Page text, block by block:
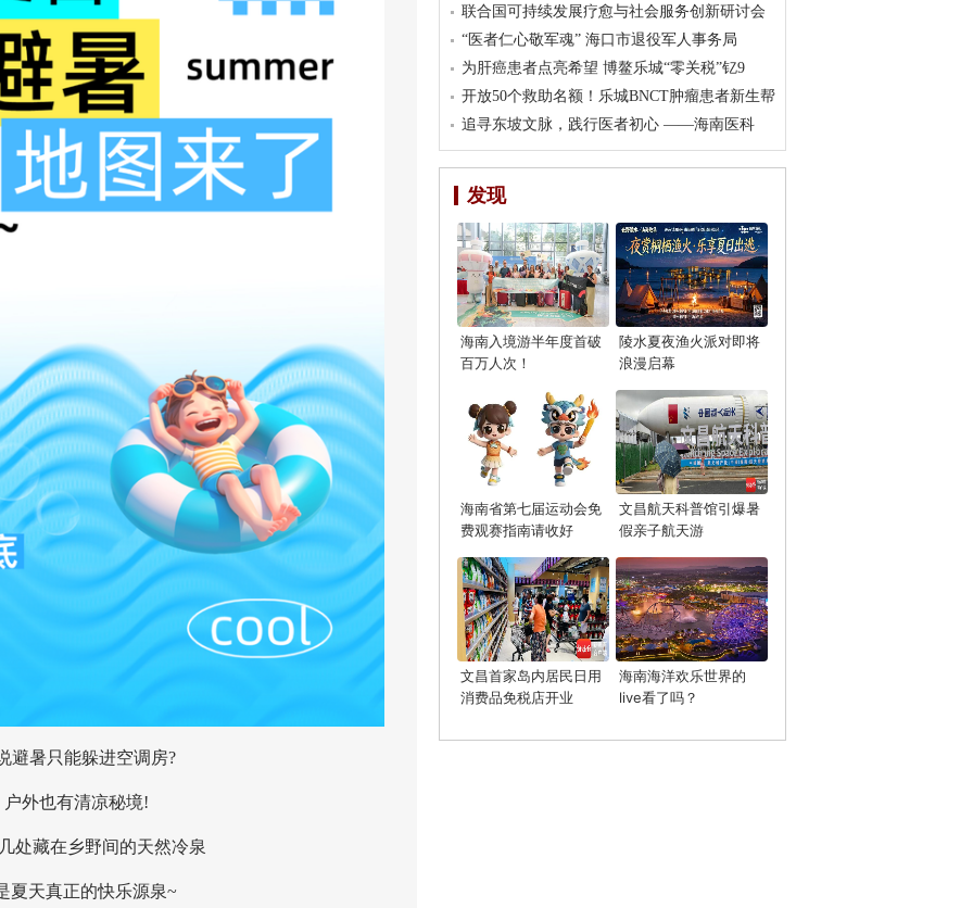
只能躲进空调房?
也有清凉秘境!
藏在乡野间的天然冷泉
真正的快乐源泉~
联合国可持续发展疗愈与社会服务创新研讨会
“医者仁心敬军魂” 海口市退役军人事务局
为肝癌患者点亮希望 博鳌乐城“零关税”钇9
开放50个救助名额！乐城BNCT肿瘤患者新生帮
追寻东坡文脉，践行医者初心 ——海南医科
发现
海南入境游半年度首破
百万人次！
陵水夏夜渔火派对即将
浪漫启幕
海南省第七届运动会免
费观赛指南请收好
文昌航天科普馆引爆暑
假亲子航天游
文昌首家岛内居民日用
消费品免税店开业
海南海洋欢乐世界的
live看了吗？